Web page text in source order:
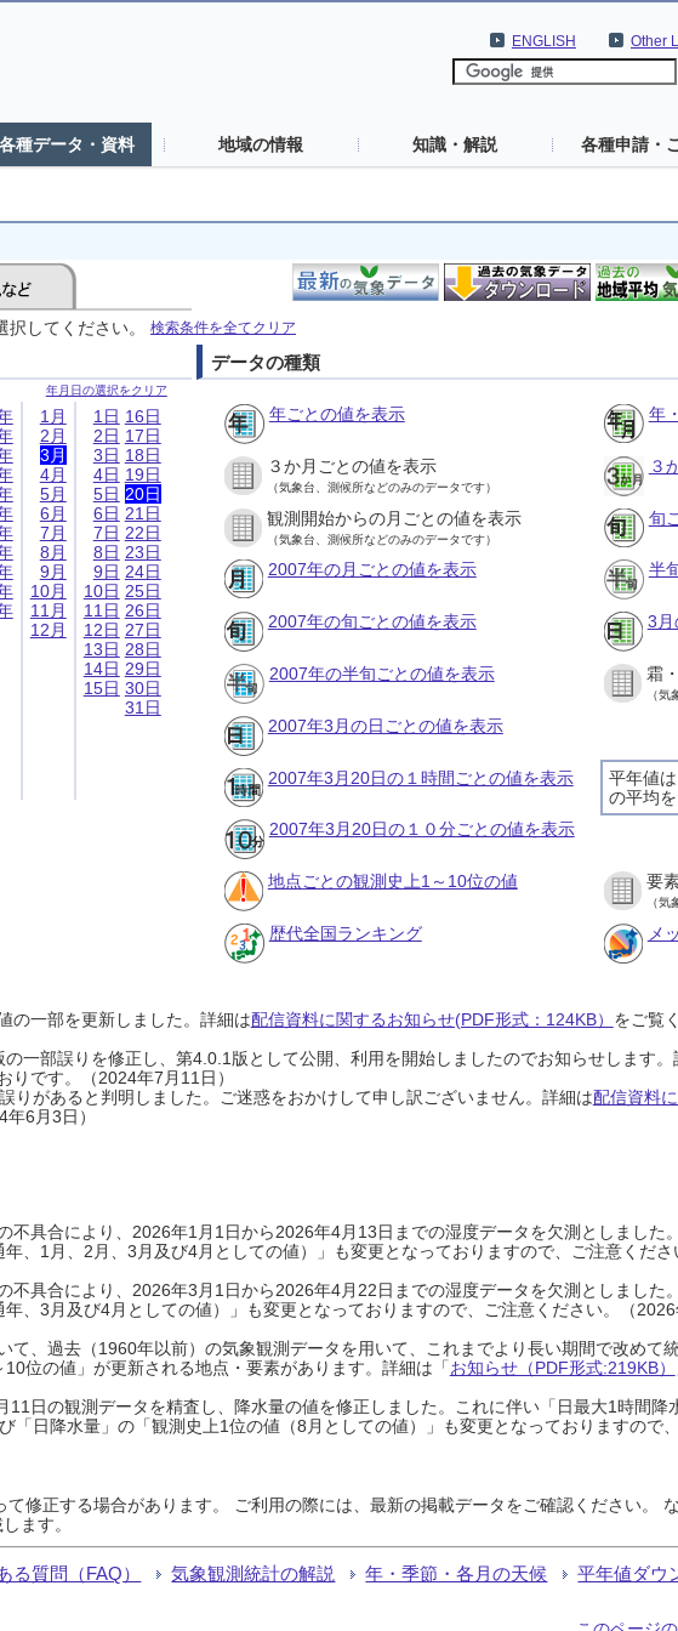
Other
ENGLISH
各種データ・資料 地域の情報 知識・解説 各種申請・
してください。 検索条件を全てクリア
年月日の選択をクリア
1月
2月
3月
4月
5月
6月
7月
8月
9月
10月
11月
12月
1日
2日
3日
4日
5日
6日
7日
8日
9日
10日
11日
12日
13日
14日
15日
16日
17日
18日
19日
20日
21日
22日
23日
24日
25日
26日
27日
28日
29日
30日
31日
データの種類
年ごとの値を表示 年
３か月ごとの値を表示
（気象台、測候所などのみのデータです）
３
観測開始からの月ごとの値を表示
（気象台、測候所などのみのデータです）
旬
2007年の月ごとの値を表示 半
2007年の旬ごとの値を表示 3月
2007年の半旬ごとの値を表示 霜
（気
2007年3月の日ごとの値を表示
平年値
の平均
2007年3月20日の１時間ごとの値を表示
2007年3月20日の１０分ごとの値を表示
地点ごとの観測史上1～10位の値 要
（気
歴代全国ランキング メ
の一部を更新しました。詳細は配信資料に関するお知らせ(PDF形式：124KB） をご覧
一部誤りを修正し、第4.0.1版として公開、利用を開始しましたのでお知らせします。
りです。（2024年7月11日）
りがあると判明しました。ご迷惑をおかけして申し訳ございません。詳細は配信資料
6月3日）
不具合により、2026年1月1日から2026年4月13日までの湿度データを欠測としました
、1月、2月、3月及び4月としての値）」も変更となっておりますので、ご注意くださ
不具合により、2026年3月1日から2026年4月22日までの湿度データを欠測としました
、3月及び4月としての値）」も変更となっておりますので、ご注意ください。（
て、過去（1960年以前）の気象観測データを用いて、これまでより長い期間で改めて
位の値」が更新される地点・要素があります。詳細は「お知らせ（PDF形式:219KB）
日の観測データを精査し、降水量の値を修正しました。これに伴い「日最大1時間降
「日降水量」の「観測史上1位の値（8月としての値）」も変更となっておりますので
修正する場合があります。 ご利用の際には、最新の掲載データをご確認ください。
ます。
る質問（FAQ） 気象観測統計の解説 年・季節・各月の天候 平年値ダウ